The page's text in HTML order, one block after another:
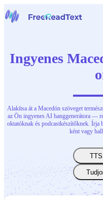
Eszközök
Magyar
Ingyenes
Alakítsa át a Macedón szöveget
az Ön ingyenes AI hanggenerátora —
oktatóknak és podcastkészítőknek. Írja
ként vagy